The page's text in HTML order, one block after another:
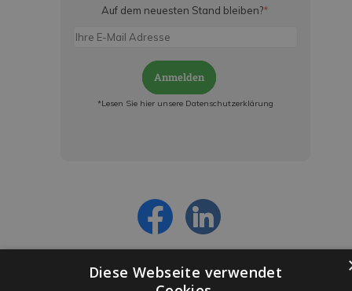
Auf dem neuesten Stand bleiben?*
Anmelden
*Lesen Sie hier unsere Datenschutzerklärung
Diese Webseite verwendet